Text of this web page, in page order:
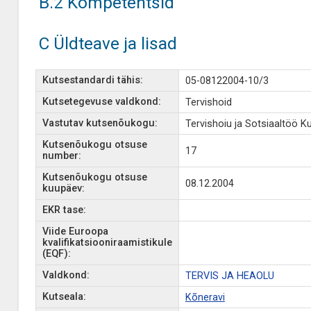
C Üldteave ja lisad
Kutsestandardi tähis:
05-08122004-10/3
Kutsetegevuse valdkond:
Tervishoid
Vastutav kutsenõukogu:
Tervishoiu ja Sotsiaaltöö
Kutsenõukogu otsuse
number:
17
Kutsenõukogu otsuse
kuupäev:
08.12.2004
EKR tase:
Viide Euroopa
kvalifikatsiooniraamistikule
(EQF):
Valdkond:
TERVIS JA HEAOLU
Kutseala:
Kõneravi